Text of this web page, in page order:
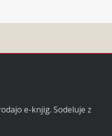
e-knjig. Sodeluje z